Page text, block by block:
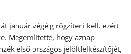
január végéig rögzíteni kell, ezért
Megemlítette, hogy aznap
első országos jelöltfelkészítőjét,